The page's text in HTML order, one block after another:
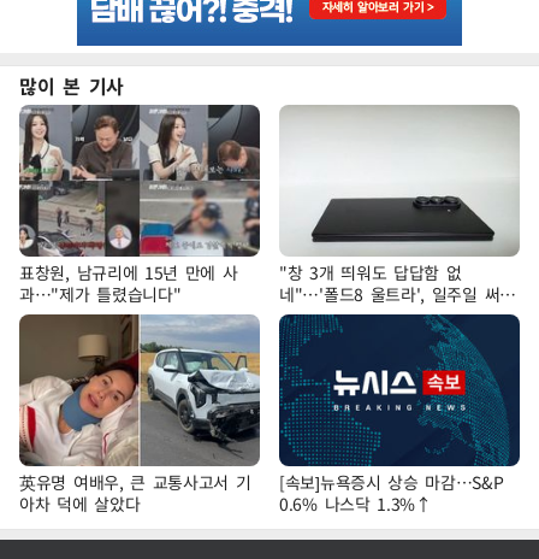
많이 본 기사
표창원, 남규리에 15년 만에 사
과…"제가 틀렸습니다"
"창 3개 띄워도 답답함 없
네"…'폴드8 울트라', 일주일 써보
니
英유명 여배우, 큰 교통사고서 기
아차 덕에 살았다
[속보]뉴욕증시 상승 마감…S&P
0.6% 나스닥 1.3%↑